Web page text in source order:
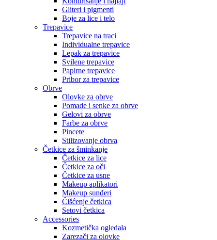
Gliteri i pigmenti
Boje za lice i telo
Trepavice
Trepavice na traci
Individualne trepavice
Lepak za trepavice
Svilene trepavice
Papirne trepavice
Pribor za trepavice
Obrve
Olovke za obrve
Pomade i senke za obrve
Gelovi za obrve
Farbe za obrve
Pincete
Stilizovanje obrva
Četkice za šminkanje
Četkice za lice
Četkice za oči
Četkice za usne
Makeup aplikatori
Makeup sunđeri
Čišćenje četkica
Setovi četkica
Accessories
Kozmetička ogledala
Zarezači za olovke